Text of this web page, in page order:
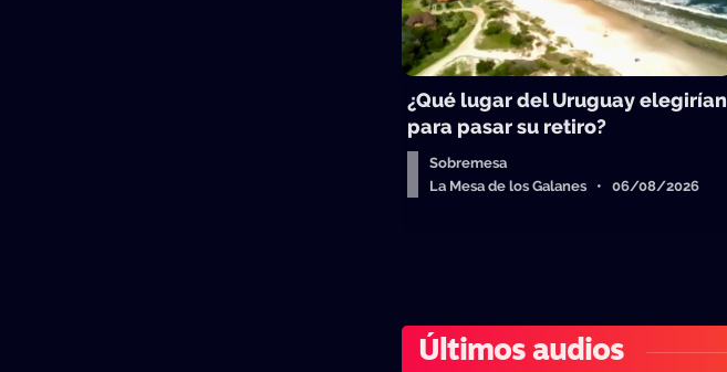
¿Qué lugar del Uruguay elegirían
para pasar su retiro?
Sobremesa
La Mesa de los Galanes • 06/08/2026
Últimos audios